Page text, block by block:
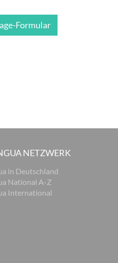
Formular
NETZWERK
in Deutschland
National A-Z
International